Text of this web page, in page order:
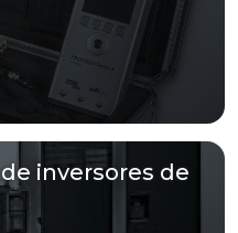
inversores de